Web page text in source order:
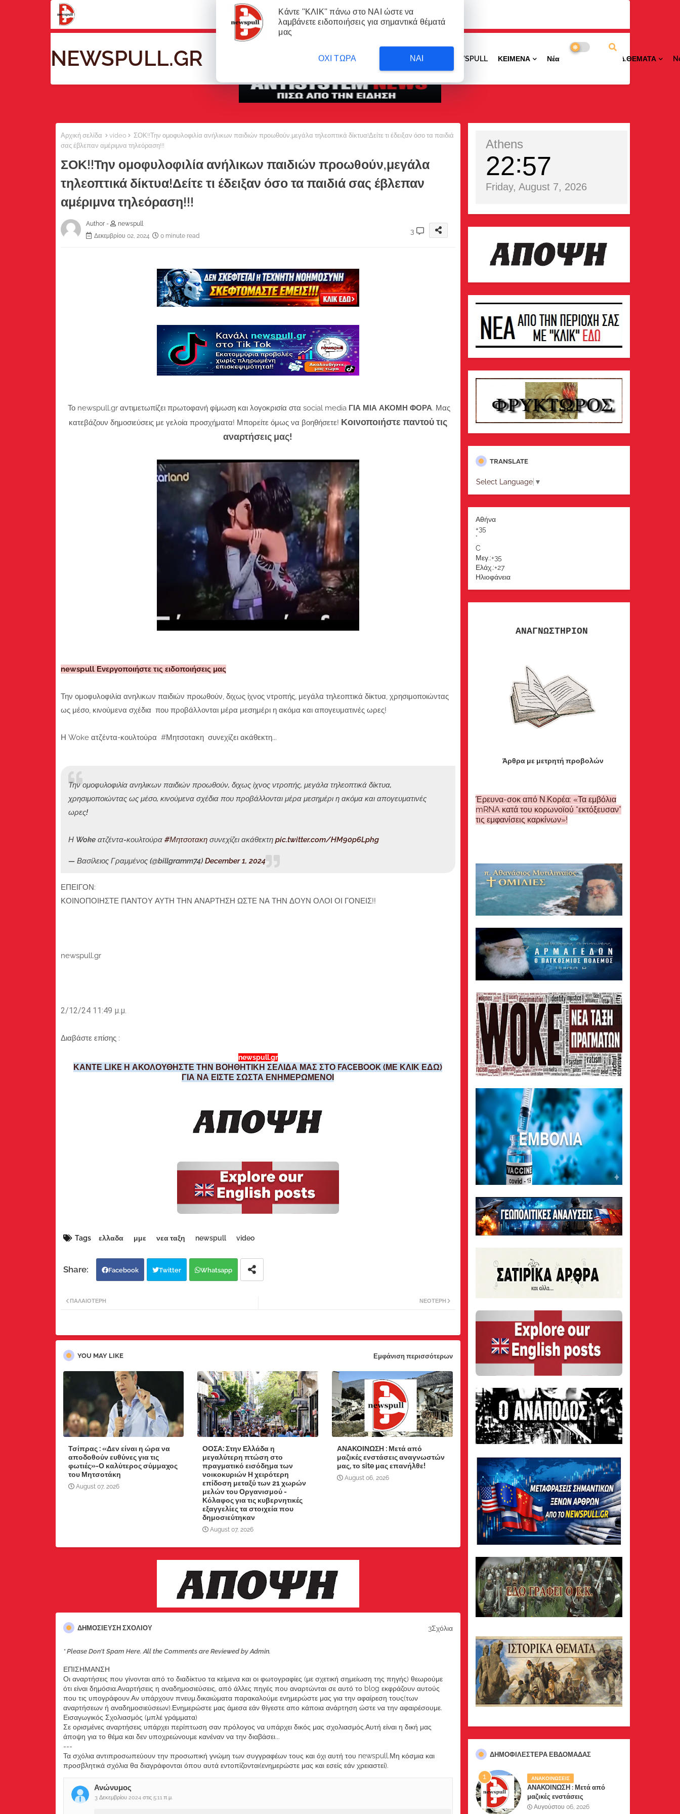
NEWSPULL.GR ΑΝΤΙΣΥΣΤΗΜΙΚΑ ΝΕΑ ΜΕΤΑΦΡΑΣΕΙΣ NEWSPULL ΚΕΙΜΕΝΑ ΝέαΠΕΡΙΟΧΩΝ ΕΙΔ.ΘΕΜΑΤΑ
Αρχική σελίδα video
ΣΟΚ!!Την ομοφυλοφιλία ανήλικων παιδιών προωθούν,μεγάλα τηλεοπτικά δίκτυα!Δείτε τι έδειξαν όσο τα παιδιά
σας έβλεπαν αμέριμνα τηλεόραση!!!
ΣΟΚ!!Την ομοφυλοφιλία ανήλικων παιδιών προωθούν,μεγάλα
τηλεοπτικά δίκτυα!Δείτε τι έδειξαν όσο τα παιδιά σας έβλεπαν
αμέριμνα τηλεόραση!!!
Author -
newspull
Δεκεμβρίου 02, 2024
0 minute read
3
Το newspull.gr αντιμετωπίζει πρωτοφανή φίμωση και λογοκρισία στα social media ΓΙΑ ΜΙΑ ΑΚΟΜΗ ΦΟΡΑ. Μας
κατεβάζουν δημοσιεύσεις με γελοία προσχήματα! Μπορείτε όμως να βοηθήσετε! Κοινοποιήστε παντού τις
αναρτήσεις μας!
newspull Ενεργοποιήστε τις ειδοποιήσεις μας
Την ομοφυλοφιλία ανηλικων παιδιών προωθούν, διχως ίχνος ντροπής, μεγάλα τηλεοπτικά δίκτυα, χρησιμοποιώντας
ως μέσο, κινούμενα σχέδια που προβάλλονται μέρα μεσημέρι η ακόμα και απογευματινές ωρες!
Η Woke ατζέντα-κουλτούρα #Μητσοτακη συνεχίζει ακάθεκτη...
Την ομοφυλοφιλία ανηλικων παιδιών προωθούν, διχως ίχνος ντροπής, μεγάλα τηλεοπτικά δίκτυα,
χρησιμοποιώντας ως μέσο, κινούμενα σχέδια που προβάλλονται μέρα μεσημέρι η ακόμα και απογευματινές
ωρες!
Η Woke ατζέντα-κουλτούρα #Μητσοτακησυνεχίζει ακάθεκτη pic.twitter.com/HM90p6Lphg
— Βασίλειος Γραμμένος (@billgramm74) December 1, 2024
ΕΠΕΙΓΟΝ:
ΚΟΙΝΟΠΟΙΗΣΤΕ ΠΑΝΤΟΥ ΑΥΤΗ ΤΗΝ ΑΝΑΡΤΗΣΗ ΩΣΤΕ ΝΑ ΤΗΝ ΔΟΥΝ ΟΛΟΙ ΟΙ ΓΟΝΕΙΣ!!
newspull.gr
2/12/24 11:49 μ.μ.
Διαβάστε επίσης :
newspull.gr
ΚΑΝΤΕ LIKE Η ΑΚΟΛΟΥΘΗΣΤΕ ΤΗΝ ΒΟΗΘΗΤΙΚΗ ΣΕΛΙΔΑ ΜΑΣ ΣΤΟ FACEBOOK (ΜΕ ΚΛΙΚ ΕΔΩ)
ΓΙΑ ΝΑ ΕΙΣΤΕ ΣΩΣΤΑ ΕΝΗΜΕΡΩΜΕΝΟΙ
Tags ελλαδα μμε νεα ταξη newspull video
Facebook Twitter Whatsapp
ΝΕΌΤΕΡΗ
ΠΑΛΑΙΌΤΕΡΗ
YOU MAY LIKE Εμφάνιση περισσότερων
Τσίπρας : «Δεν είναι η ώρα να
αποδοθούν ευθύνες για τις
φωτιές»-Ο καλύτερος σύμμαχος
του Μητσοτάκη
August 07, 2026
ΟΟΣΑ: Στην Ελλάδα η
μεγαλύτερη πτώση στο
πραγματικό εισόδημα των
νοικοκυριών Η χειρότερη
επίδοση μεταξύ των 21 χωρών
μελών του Οργανισμού -
Κόλαφος για τις κυβερνητικές
εξαγγελίες τα στοιχεία που
δημοσιεύτηκαν
August 07, 2026
ΑΝΑΚΟΙΝΩΣΗ : Μετά από
μαζικές ενστάσεις αναγνωστών
μας, το site μας επανήλθε!
August 06, 2026
ΔΗΜΟΣΊΕΥΣΗ ΣΧΟΛΊΟΥ 3Σχόλια
* Please Don't Spam Here. All the Comments are Reviewed by Admin.
ΕΠΙΣΗΜΑΝΣΗ
Οι αναρτήσεις που γίνονται από το διαδίκτυο τα κείμενα και οι φωτογραφίες (με σχετική σημείωση της πηγής) θεωρούμε
ότι είναι δημόσια.Αναρτήσεις η αναδημοσιεύσεις, από άλλες πηγές που αναρτώνται σε αυτό το blog εκφράζουν αυτούς
που τις υπογράφουν.Αν υπάρχουν πνευμ.δικαιώματα παρακαλούμε ενημερώστε μας για την αφαίρεση τους(των
αναρτήσεων ή αναδημοσιεύσεων).Ενημερώστε μας άμεσα εάν θίγεστε απο κάποια ανάρτηση ώστε να την αφαιρέσουμε.
Εισαγωγικός Σχολιασμός (μπλέ γράμματα)
Σε ορισμένες αναρτήσεις υπάρχει περίπτωση σαν πρόλογος να υπάρχει δικός μας σχολιασμός.Αυτή είναι η δική μας
άποψη για το θέμα και δεν υποχρεώνουμε κανέναν να την διαβάσει...
---
Τα σχόλια αντιπροσωπεύουν την προσωπική γνώμη των συγγραφέων τους και όχι αυτή του newspull.Μη κόσμια και
προσβλητικά σχόλια θα διαγράφονται όπου αυτά εντοπίζονται(ενημερώστε μας και εσείς εάν χρειαστεί).
Ανώνυμος
3 Δεκεμβρίου 2024 στις 5:11 π.μ.
Athens
22 57
Friday, August 7, 2026
TRANSLATE
Select Language ▼
Αθήνα
+35
°
C
Μεγ.:+35
Ελάχ.:+27
Ηλιοφάνεια
ΑΝΑΓΝΩΣΤΗΡΙΟΝ
Άρθρα με μετρητή προβολών
Έρευνα-σοκ από Ν.Κορέα: «Τα εμβόλια
mRNA κατά του κορωνοϊού “εκτόξευσαν”
τις εμφανίσεις καρκίνων»!
ΔΗΜΟΦΙΛΈΣΤΕΡΑ ΕΒΔΟΜΆΔΑΣ
ΑΝΑΚΟΙΝΩΣΕΙΣ
ΑΝΑΚΟΙΝΩΣΗ : Μετά από
μαζικές ενστάσεις
αναγνωστών μας, το site μας
Αυγούστου 06, 2026
Κάντε ''ΚΛΙΚ'' πάνω στο ΝΑΙ ώστε να
λαμβάνετε ειδοποιήσεις για σημαντικά θέματά
μας